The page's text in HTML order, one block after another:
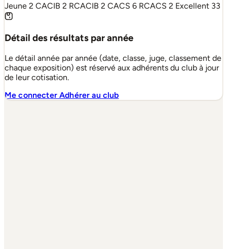
Jeune 2 CACIB 2 RCACIB 2 CACS 6 RCACS 2 Excellent 33
Détail des résultats par année
Le détail année par année (date, classe, juge, classement de
chaque exposition) est réservé aux adhérents du club à jour
de leur cotisation.
Me connecterAdhérer au club